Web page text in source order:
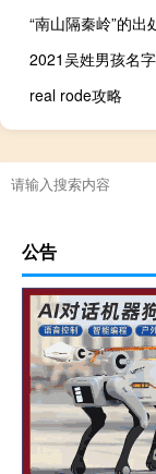
“南山隔秦岭”的出
2021吴姓男孩名字
real rode攻略
公告